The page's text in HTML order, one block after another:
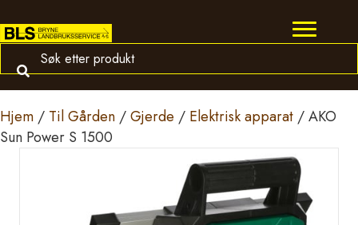
Hjem / Til Gården /Gjerde / Elektrisk apparat / AKO
Sun Power S 1500